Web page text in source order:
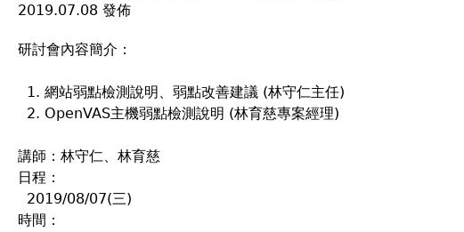
2019.07.08 發佈
研討會內容簡介：
網站弱點檢測說明、弱點改善建議 (林守仁主任)
OpenVAS主機弱點檢測說明 (林育慈專案經理)
講師：林守仁、林育慈
日程：
2019/08/07(三)
時間：